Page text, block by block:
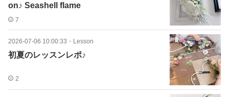
on♪ Seashell flame
7
2026-07-06 10:00:33 ・ Lesson
初夏のレッスンレポ♪
2